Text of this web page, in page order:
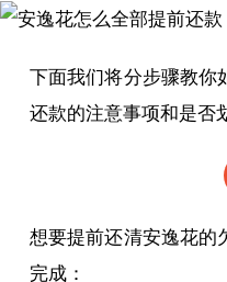
下面我们将分步骤教你
还款的注意事项和是否
想要提前还清安逸花的
完成：